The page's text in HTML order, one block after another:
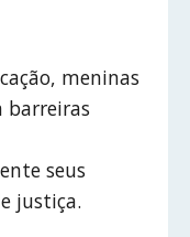
meninas
barreiras
seus
justiça.